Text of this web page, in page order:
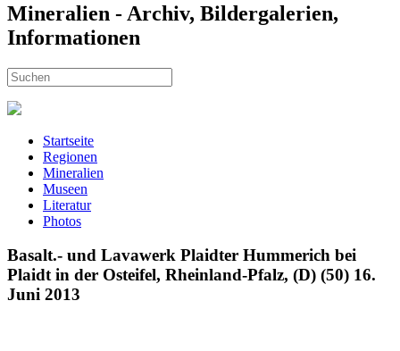
Mineralien - Archiv, Bildergalerien,
Informationen
Startseite
Regionen
Mineralien
Museen
Literatur
Photos
Basalt.- und Lavawerk Plaidter Hummerich bei
Plaidt in der Osteifel, Rheinland-Pfalz, (D) (50) 16.
Juni 2013